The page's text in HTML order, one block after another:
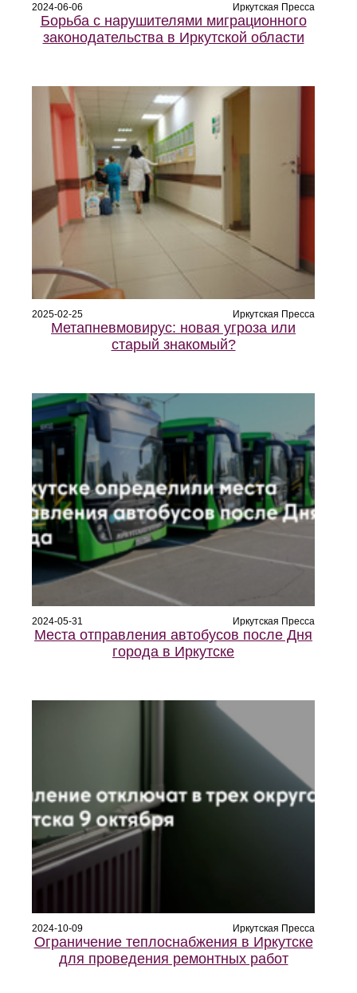
2024-06-06 Иркутская Пресса
Борьба с нарушителями миграционного
законодательства в Иркутской области
2025-02-25 Иркутская Пресса
Метапневмовирус: новая угроза или
старый знакомый?
2024-05-31 Иркутская Пресса
Места отправления автобусов после Дня
города в Иркутске
2024-10-09 Иркутская Пресса
Ограничение теплоснабжения в Иркутске
для проведения ремонтных работ